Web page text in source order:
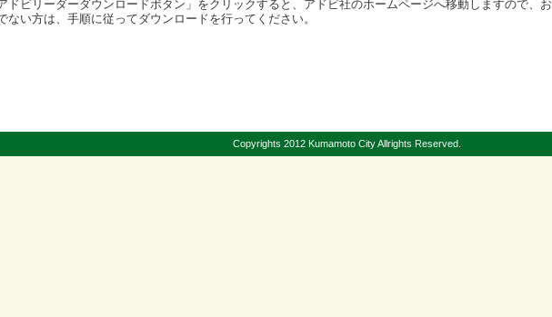
ドビリーダーダウンロードボタン」をクリックすると、アドビ社のホームページへ移動しますので、お
ない方は、手順に従ってダウンロードを行ってください。
Copyrights 2012 Kumamoto City Allrights Reserved.